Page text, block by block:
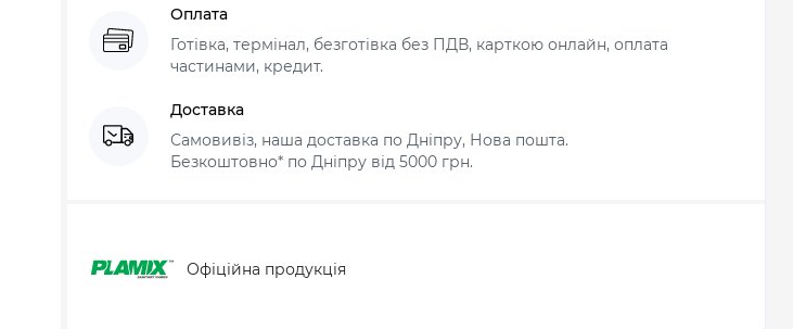
Оплата
Готівка, термінал, безготівка без ПДВ, карткою онлайн, оплата
частинами, кредит.
Доставка
Самовивіз, наша доставка по Дніпру, Нова пошта.
Безкоштовно* по Дніпру від 5000 грн.
Офіційна продукція